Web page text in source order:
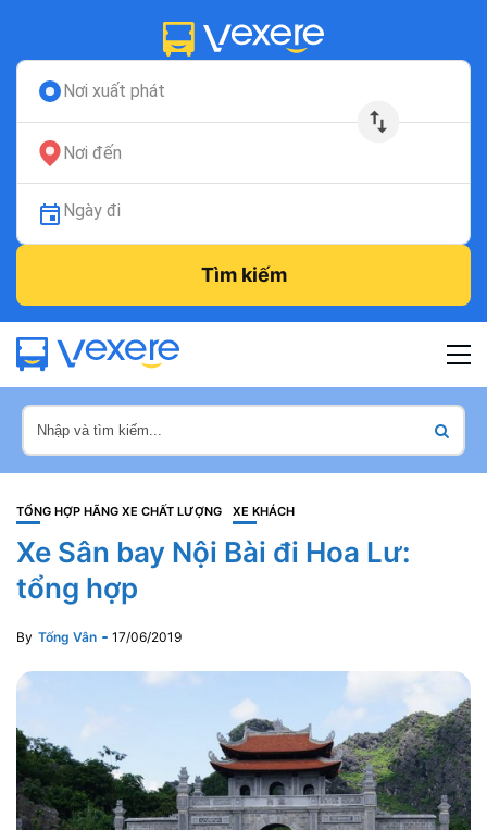
Nơi xuất phát
Nơi đến
Ngày đi
Tìm kiếm
TỔNG HỢP HÃNG XE CHẤT LƯỢNG XE KHÁCH
Xe Sân bay Nội Bài đi Hoa Lư:
tổng hợp
By Tống Vân 17/06/2019